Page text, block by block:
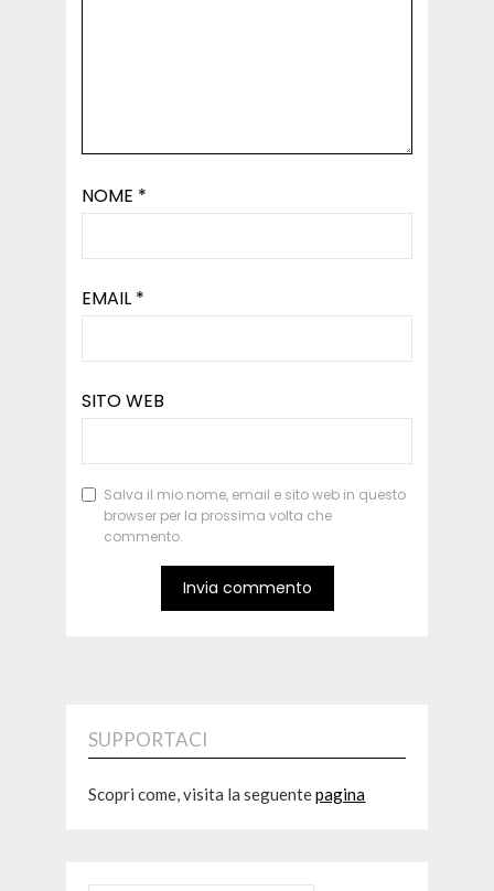
NOME *
EMAIL *
SITO WEB
Salva il mio nome, email e sito web in questo
browser per la prossima volta che
commento.
SUPPORTACI
Scopri come, visita la seguentepagina